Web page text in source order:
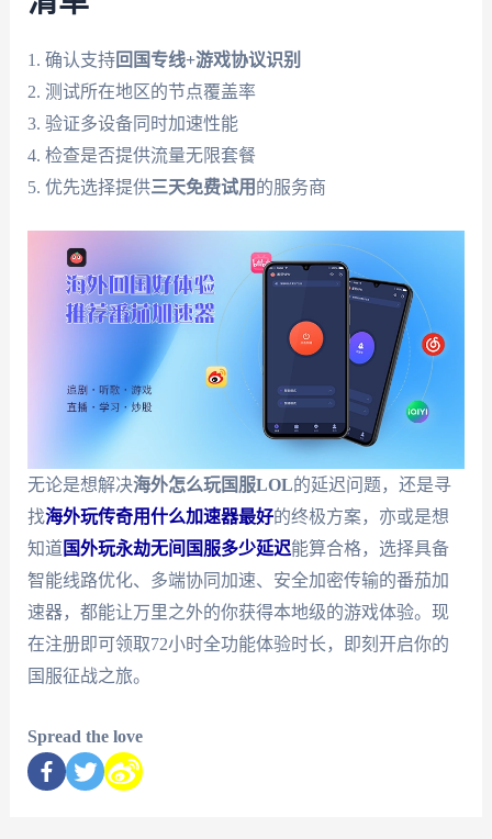
1. 确认支持回国专线+游戏协议识别
2. 测试所在地区的节点覆盖率
3. 验证多设备同时加速性能
4. 检查是否提供流量无限套餐
5. 优先选择提供三天免费试用 的服务商
无论是想解决海外怎么玩国服LOL的延迟问题，还是寻
找海外玩传奇用什么加速器最好的终极方案，亦或是想
知道 国外玩永劫无间国服多少延迟能算合格，选择具备
智能线路优化、多端协同加速、安全加密传输的番茄加
速器，都能让万里之外的你获得本地级的游戏体验。现
在注册即可领取72小时全功能体验时长，即刻开启你的
国服征战之旅。
Spread the love